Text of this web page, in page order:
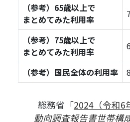
（参考）65歳以上で
まとめてみた利用率
（参考）75歳以上で
まとめてみた利用率
（参考）国民全体の利用率
総務省「2024（令和6
動向調査報告書世帯構